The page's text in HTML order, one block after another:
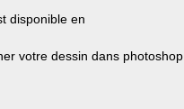
disponible en
votre dessin dans photoshop.